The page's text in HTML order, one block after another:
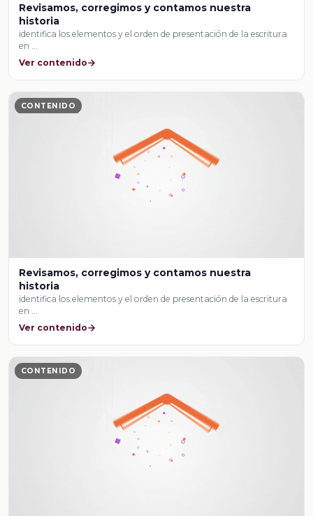
Revisamos, corregimos y contamos nuestra
historia
identifica los elementos y el orden de presentación de la escritura
en …
Ver contenido
CONTENIDO
Revisamos, corregimos y contamos nuestra
historia
identifica los elementos y el orden de presentación de la escritura
en …
Ver contenido
CONTENIDO